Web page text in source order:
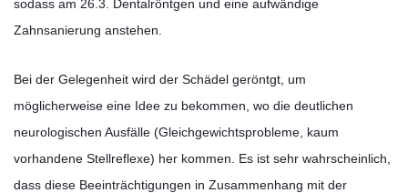
sodass am 26.3. Dentalröntgen und eine aufwändige
Zahnsanierung anstehen.
Bei der Gelegenheit wird der Schädel geröntgt, um
möglicherweise eine Idee zu bekommen, wo die deutlichen
neurologischen Ausfälle (Gleichgewichtsprobleme, kaum
vorhandene Stellreflexe) her kommen. Es ist sehr wahrscheinlich,
dass diese Beeinträchtigungen in Zusammenhang mit der